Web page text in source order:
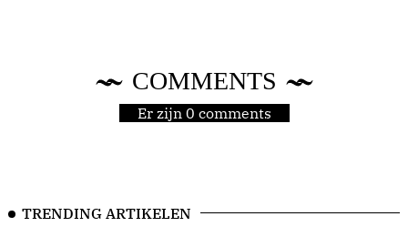
COMMENTS
Er zijn 0 comments
TRENDING ARTIKELEN